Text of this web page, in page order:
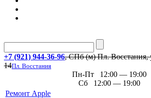
+7 (921) 944-36-96, СПб (м) Пл. Восстания,
14Пл. Восстания
Пн-Пт 12:00 — 19:00
Сб 12:00 — 19:00
Ремонт Apple